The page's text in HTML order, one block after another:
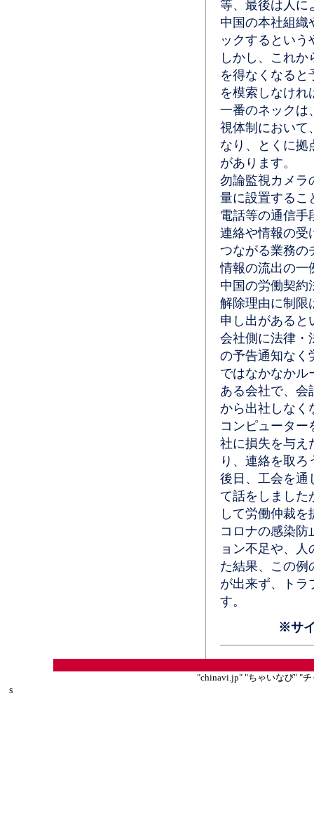
等、最後は人に
中国の本社組織
ックするとい
しかし、これ
を得なくなると
を模索しなけれ
一番のネックは
視体制において
なり、とくに拠
があります。
勿論監視カメラ
量に設置するこ
電話等の通信手
連絡や情報の受
つながる業務の
情報の流出の一
中国の労働契約
解除理由に制限
申し出があると
会社側に法律・
の予告通知なく
ではなかなかル
ある会社で、会
から出社しなく
コンピューター
社に損失を与え
り、連絡を取
後日、工会を通
て話をしました
して労働仲裁
コロナの感染防
ョン不足や、
た結果、この例
が出来ず、トラ
す。
※サ
"chinavi.jp" "ちゃいなび" "
s